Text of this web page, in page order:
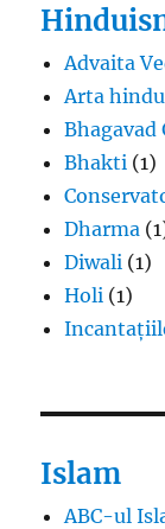
Advaita
Arta
Bhagavad
Bhakti (1)
Dharma
Diwali (1)
Holi (1)
Islam
ABC-ul